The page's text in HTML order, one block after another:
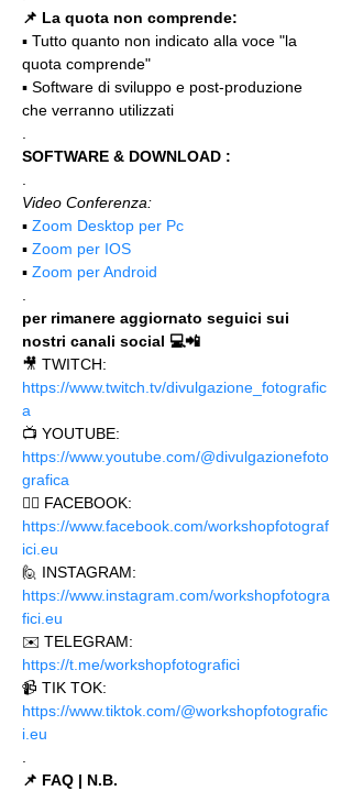
📌 La quota non comprende:
▪️ Tutto quanto non indicato alla voce "la
quota comprende"
▪️ Software di sviluppo e post-produzione
che verranno utilizzati
SOFTWARE & DOWNLOAD :
Video Conferenza:
▪️ Zoom Desktop per Pc
▪️ Zoom per IOS
▪️ Zoom per Android
per rimanere aggiornato seguici sui
nostri canali social 💻📲
🎥 TWITCH:
https://www.twitch.tv/divulgazione_fotografic
a
📺 YOUTUBE:
https://www.youtube.com/@divulgazionefoto
grafica
🙋‍♂️ FACEBOOK:
https://www.facebook.com/workshopfotograf
ici.eu
🙋 INSTAGRAM:
https://www.instagram.com/workshopfotogra
fici.eu
✉️ TELEGRAM:
https://t.me/workshopfotografici
📹 TIK TOK:
https://www.tiktok.com/@workshopfotografic
i.eu
📌 FAQ | N.B.